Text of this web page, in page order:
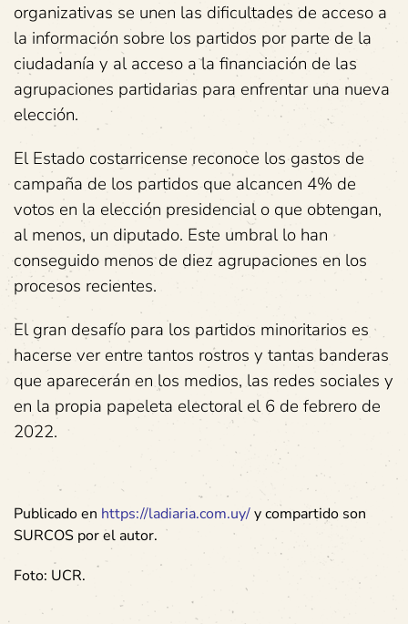
organizativas se unen las dificultades de acceso a
la información sobre los partidos por parte de la
ciudadanía y al acceso a la financiación de las
agrupaciones partidarias para enfrentar una nueva
elección.
El Estado costarricense reconoce los gastos de
campaña de los partidos que alcancen 4% de
votos en la elección presidencial o que obtengan,
al menos, un diputado. Este umbral lo han
conseguido menos de diez agrupaciones en los
procesos recientes.
El gran desafío para los partidos minoritarios es
hacerse ver entre tantos rostros y tantas banderas
que aparecerán en los medios, las redes sociales y
en la propia papeleta electoral el 6 de febrero de
2022.
Publicado en https://ladiaria.com.uy/y compartido son
SURCOS por el autor.
Foto: UCR.